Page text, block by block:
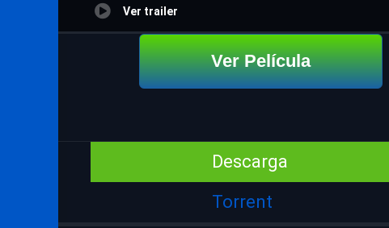
Ver trailer
Ver Película
Descarga
Torrent